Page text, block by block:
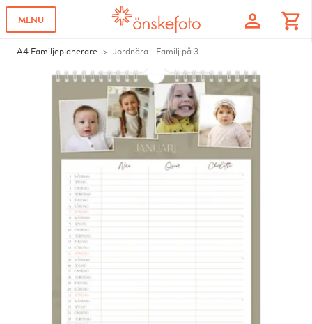
MENU profile shopping_cart
A4 Familjeplanerare Jordnära - Familj på 3